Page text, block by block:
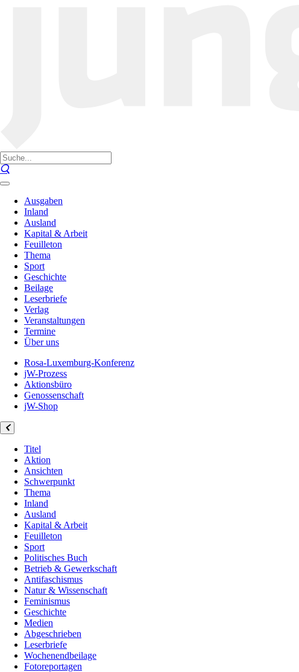
Ausgaben
Inland
Ausland
Kapital & Arbeit
Feuilleton
Thema
Sport
Geschichte
Beilage
Leserbriefe
Verlag
Veranstaltungen
Termine
Über uns
Rosa-Luxemburg-Konferenz
jW-Prozess
Aktionsbüro
Genossenschaft
jW-Shop
Titel
Aktion
Ansichten
Schwerpunkt
Thema
Inland
Ausland
Kapital & Arbeit
Feuilleton
Sport
Politisches Buch
Betrieb & Gewerkschaft
Antifaschismus
Natur & Wissenschaft
Feminismus
Geschichte
Medien
Abgeschrieben
Leserbriefe
Wochenendbeilage
Fotoreportagen